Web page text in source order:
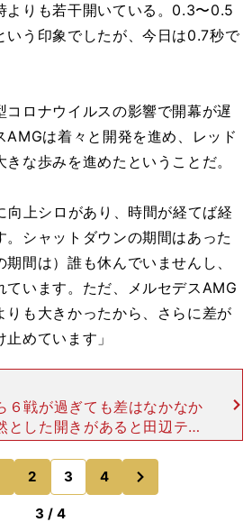
よりも若干開いている。0.3〜0.5
いう印象でしたが、今日は0.7秒で
ロナウイルスの影響で開幕が遅
AMGは着々と開発を進め、レッド
な歩みを進めたということだ。
向上シロがあり、時間が経てば経
。シャットダウンの期間はあった
間は）誰も休んでいませんし、
ています。ただ、メルセデスAMG
りも大きかったから、さらに差が
めています」
６戦が過ぎても差はなかなか
とした開きがあると田辺テク
語る。 次戦ベルギーGPか
してパワーユニットの燃焼モ
変更が禁止さ
のページへ
2 3 4
のページへ
3 / 4